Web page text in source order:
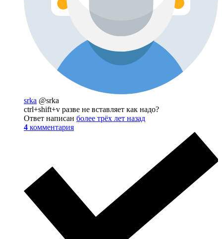
srka @srka
ctrl+shift+v разве не вставляет как надо?
Ответ написан более трёх лет назад
4 комментария